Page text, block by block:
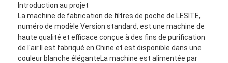
Filtres de Hepa de climatisation
filtres d'épurateur d'air
Filtre à manches en aluminium
Introduction au projet
La machine de fabrication de filtres de poche de LESITE,
numéro de modèle Version standard, est une machine de
haute qualité et efficace conçue à des fins de purification
de l'air.Il est fabriqué en Chine et est disponible dans une
couleur blanche éléganteLa machine est alimentée par